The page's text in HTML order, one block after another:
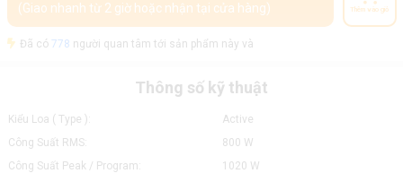
(Giao nhanh từ 2 giờ hoặc nhận tại cửa hàng) Thêm vào giỏ
Đã có 778 người quan tâm tới sản phẩm này và
Thông số kỹ thuật
Kiểu Loa ( Type ):
Active
Công Suất RMS:
800 W
Công Suất Peak / Program:
1020 W